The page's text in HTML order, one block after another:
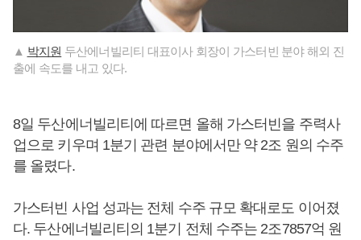
▲ 박지원 두산에너빌리티 대표이사 회장이 가스터빈 분야 해외 진
출에 속도를 내고 있다.
8일 두산에너빌리티에 따르면 올해 가스터빈을 주력사
업으로 키우며 1분기 관련 분야에서만 약 2조 원의 수주
를 올렸다.
가스터빈 사업 성과는 전체 수주 규모 확대로도 이어졌
다. 두산에너빌리티의 1분기 전체 수주는 2조7857억 원